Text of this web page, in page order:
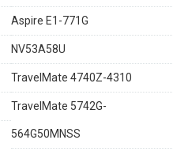
Aspire E1-771G
NV53A58U
TravelMate 4740Z-4310
TravelMate 5742G-
564G50MNSS